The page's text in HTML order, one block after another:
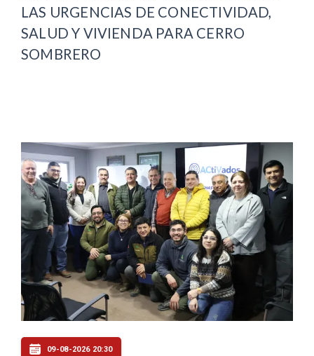
LAS URGENCIAS DE CONECTIVIDAD,
SALUD Y VIVIENDA PARA CERRO
SOMBRERO
09-08-2026 20:30